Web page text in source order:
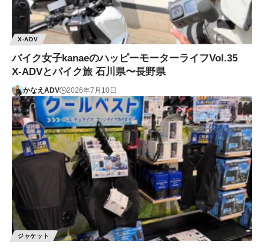
X-ADV
バイク女子kanaeのハッピーモーターライフVol.35
X-ADVとバイク旅 石川県〜長野県
かなえADV 2026年7月10日
ジャケット